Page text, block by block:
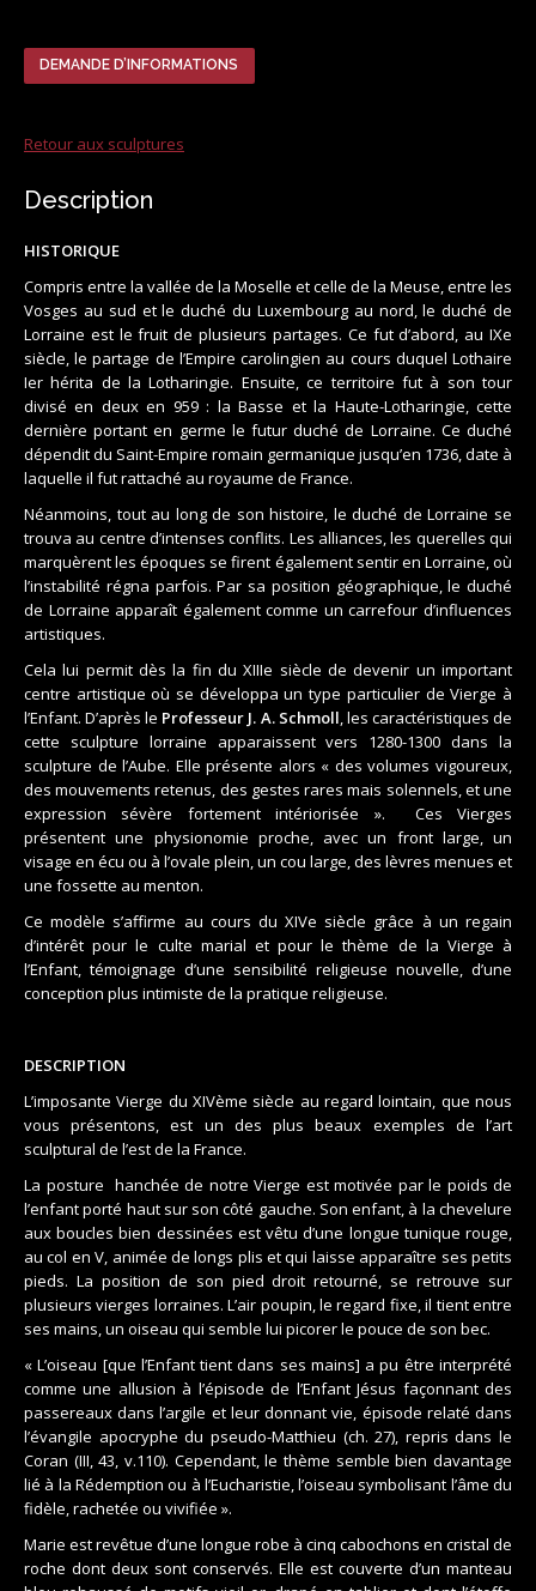
DEMANDE D’INFORMATIONS
Retour aux sculptures
Description
HISTORIQUE
Compris entre la vallée de la Moselle et celle de la Meuse, entre les
Vosges au sud et le duché du Luxembourg au nord, le duché de
Lorraine est le fruit de plusieurs partages. Ce fut d’abord, au IXe
siècle, le partage de l’Empire carolingien au cours duquel Lothaire
Ier hérita de la Lotharingie. Ensuite, ce territoire fut à son tour
divisé en deux en 959 : la Basse et la Haute-Lotharingie, cette
dernière portant en germe le futur duché de Lorraine. Ce duché
dépendit du Saint-Empire romain germanique jusqu’en 1736, date à
laquelle il fut rattaché au royaume de France.
Néanmoins, tout au long de son histoire, le duché de Lorraine se
trouva au centre d’intenses conflits. Les alliances, les querelles qui
marquèrent les époques se firent également sentir en Lorraine, où
l’instabilité régna parfois. Par sa position géographique, le duché
de Lorraine apparaît également comme un carrefour d’influences
artistiques.
Cela lui permit dès la fin du XIIIe siècle de devenir un important
centre artistique où se développa un type particulier de Vierge à
l’Enfant. D’après le Professeur J. A. Schmoll , les caractéristiques de
cette sculpture lorraine apparaissent vers 1280-1300 dans la
sculpture de l’Aube. Elle présente alors « des volumes vigoureux,
des mouvements retenus, des gestes rares mais solennels, et une
expression sévère fortement intériorisée ».
Ces Vierges
présentent une physionomie proche, avec un front large, un
visage en écu ou à l’ovale plein, un cou large, des lèvres menues et
une fossette au menton.
Ce modèle s’affirme au cours du XIVe siècle grâce à un regain
d’intérêt pour le culte marial et pour le thème de la Vierge à
l’Enfant, témoignage d’une sensibilité religieuse nouvelle, d’une
conception plus intimiste de la pratique religieuse.
DESCRIPTION
L’imposante Vierge du XIVème siècle au regard lointain, que nous
vous présentons, est un des plus beaux exemples de l’art
sculptural de l’est de la France.
La posture hanchée de notre Vierge est motivée par le poids de
l’enfant porté haut sur son côté gauche. Son enfant, à la chevelure
aux boucles bien dessinées est vêtu d’une longue tunique rouge,
au col en V, animée de longs plis et qui laisse apparaître ses petits
pieds. La position de son pied droit retourné, se retrouve sur
plusieurs vierges lorraines. L’air poupin, le regard fixe, il tient entre
ses mains, un oiseau qui semble lui picorer le pouce de son bec.
« L’oiseau [que l’Enfant tient dans ses mains] a pu être interprété
comme une allusion à l’épisode de l’Enfant Jésus façonnant des
passereaux dans l’argile et leur donnant vie, épisode relaté dans
l’évangile apocryphe du pseudo-Matthieu (ch. 27), repris dans le
Coran (III, 43, v.110). Cependant, le thème semble bien davantage
lié à la Rédemption ou à l’Eucharistie, l’oiseau symbolisant l’âme du
fidèle, rachetée ou vivifiée ».
Marie est revêtue d’une longue robe à cinq cabochons en cristal de
roche dont deux sont conservés. Elle est couverte d’un manteau